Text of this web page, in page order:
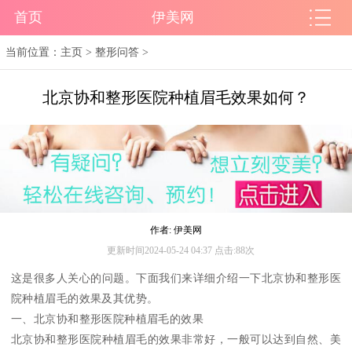
首页 伊美网
当前位置： 主页 >整形问答 >
北京协和整形医院种植眉毛效果如何？
作者: 伊美网
更新时间2024-05-24 04:37 点击:88次
这是很多人关心的问题。下面我们来详细介绍一下北京协和整形医
院种植眉毛的效果及其优势。
一、北京协和整形医院种植眉毛的效果
北京协和整形医院种植眉毛的效果非常好，一般可以达到自然、美